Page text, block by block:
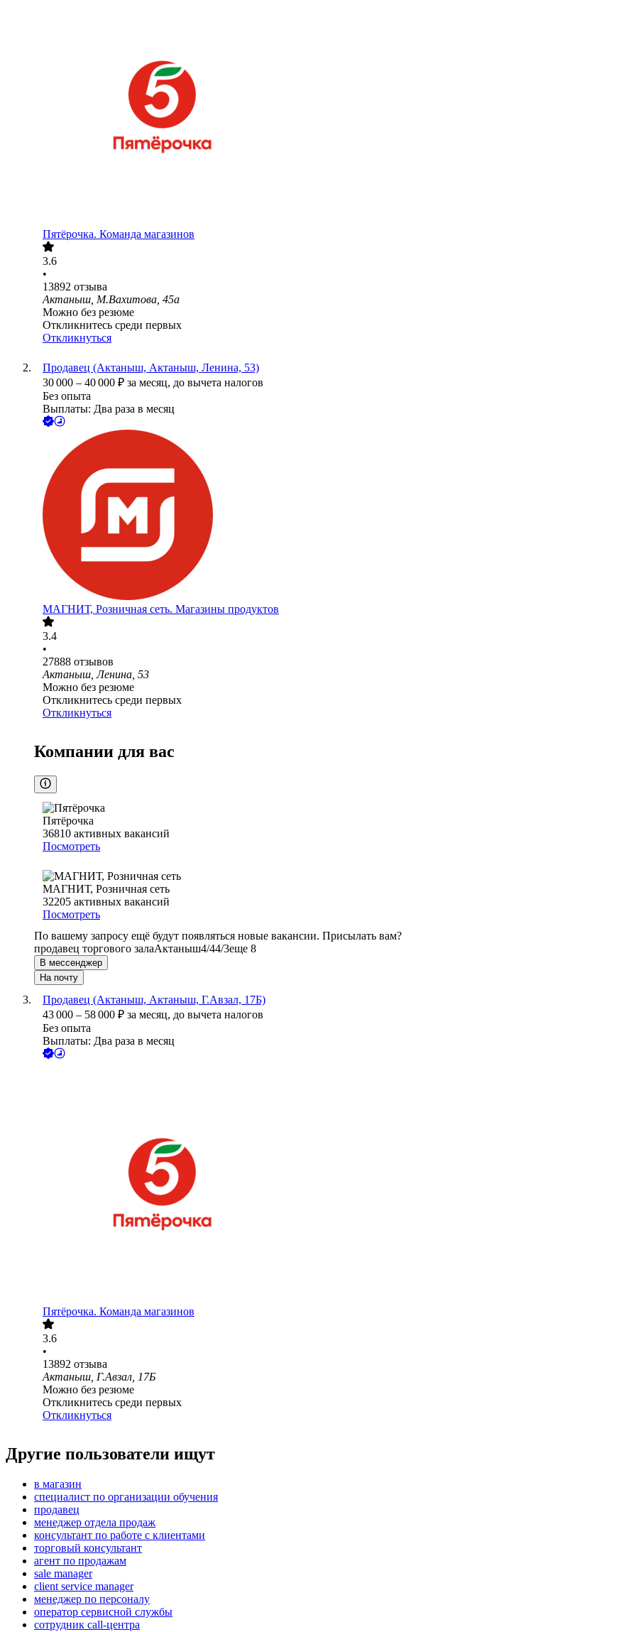
Пятёрочка. Команда магазинов
3.6
•
13892 отзыва
Актаныш, М.Вахитова, 45а
Можно без резюме
Откликнитесь среди первых
Откликнуться
Продавец (Актаныш, Актаныш, Ленина, 53)
30 000 – 40 000 ₽ за месяц, до вычета налогов
Без опыта
Выплаты: Два раза в месяц
МАГНИТ, Розничная сеть. Магазины продуктов
3.4
•
27888 отзывов
Актаныш, Ленина, 53
Можно без резюме
Откликнитесь среди первых
Откликнуться
Компании для вас
Пятёрочка
36810 активных вакансий
Посмотреть
МАГНИТ, Розничная сеть
32205 активных вакансий
Посмотреть
По вашему запросу ещё будут появляться новые вакансии. Присылать вам?
продавец торгового залаАктаныш4/44/3еще 8
В мессенджер
На почту
Продавец (Актаныш, Актаныш, Г.Авзал, 17Б)
43 000 – 58 000 ₽ за месяц, до вычета налогов
Без опыта
Выплаты: Два раза в месяц
Пятёрочка. Команда магазинов
3.6
•
13892 отзыва
Актаныш, Г.Авзал, 17Б
Можно без резюме
Откликнитесь среди первых
Откликнуться
Другие пользователи ищут
в магазин
специалист по организации обучения
продавец
менеджер отдела продаж
консультант по работе с клиентами
торговый консультант
агент по продажам
sale manager
client service manager
менеджер по персоналу
оператор сервисной службы
сотрудник call-центра